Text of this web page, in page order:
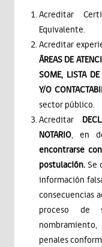
Acreditar
Equivalente.
Acreditar
ÁREAS DE
SOME, LISTA DE
Y/O
sector público.
Acreditar
NOTARIO, en
encontrarse
postulación.Se
información
consecuencias
proceso de
penales